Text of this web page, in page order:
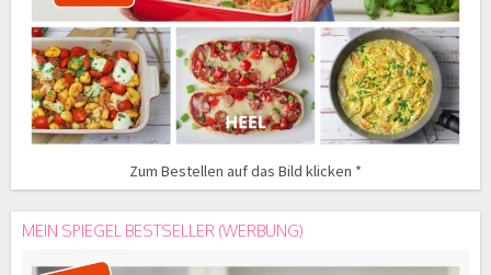
Zum Bestellen auf das Bild klicken *
MEIN SPIEGEL BESTSELLER (WERBUNG)